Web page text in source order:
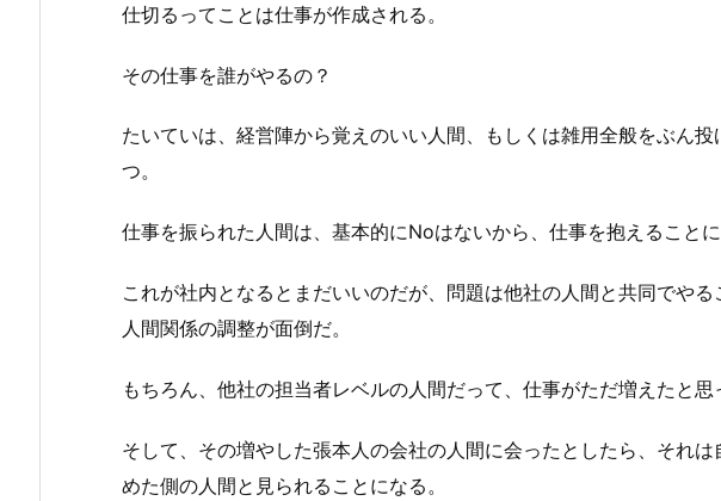
仕切るってことは仕事が作成される。
その仕事を誰がやるの？
たいていは、経営陣から覚えのいい人間、もしくは雑用全般をぶん
つ。
仕事を振られた人間は、基本的にNoはないから、仕事を抱えることに
これが社内となるとまだいいのだが、問題は他社の人間と共同でや
人間関係の調整が面倒だ。
もちろん、他社の担当者レベルの人間だって、仕事がただ増えたと思
そして、その増やした張本人の会社の人間に会ったとしたら、それ
めた側の人間と見られることになる。